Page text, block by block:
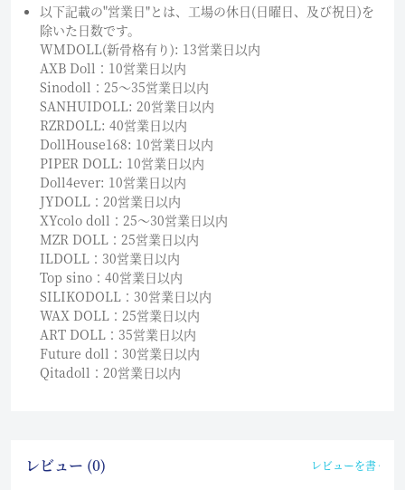
以下記載の"営業日"とは、工場の休日(日曜日、及び祝日)を
除いた日数です。
WMDOLL(新骨格有り): 13営業日以内
AXB Doll：10営業日以内
Sinodoll：25〜35営業日以内
SANHUIDOLL: 20営業日以内
RZRDOLL: 40営業日以内
DollHouse168: 10営業日以内
PIPER DOLL: 10営業日以内
Doll4ever: 10営業日以内
JYDOLL：20営業日以内
XYcolo doll：25〜30営業日以内
MZR DOLL：25営業日以内
ILDOLL：30営業日以内
Top sino：40営業日以内
SILIKODOLL：30営業日以内
WAX DOLL：25営業日以内
ART DOLL：35営業日以内
Future doll：30営業日以内
Qitadoll：20営業日以内
レビュー (0) レビューを書く